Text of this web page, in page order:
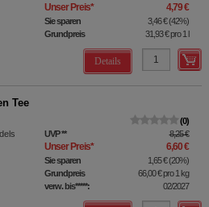
Unser Preis* 4,79 €
Sie sparen 3,46 €(42%)
Grundpreis
31,93 €pro 1 l
Details
Tee
0
UVP** 8,25 €
Unser Preis* 6,60 €
Sie sparen 1,65 €(20%)
Grundpreis
66,00 €pro 1 kg
verw. bis*****:
02/2027